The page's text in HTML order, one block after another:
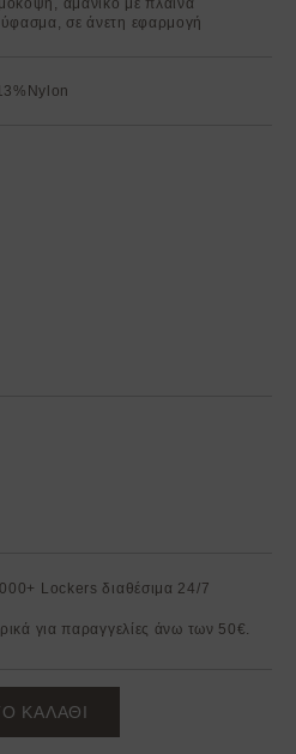
αμάνικο με πλαϊνά
σε άνετη εφαρμογή
Lockers διαθέσιμα 24/7
για παραγγελίες άνω των 50€.
ΚΑΛΑΘΙ